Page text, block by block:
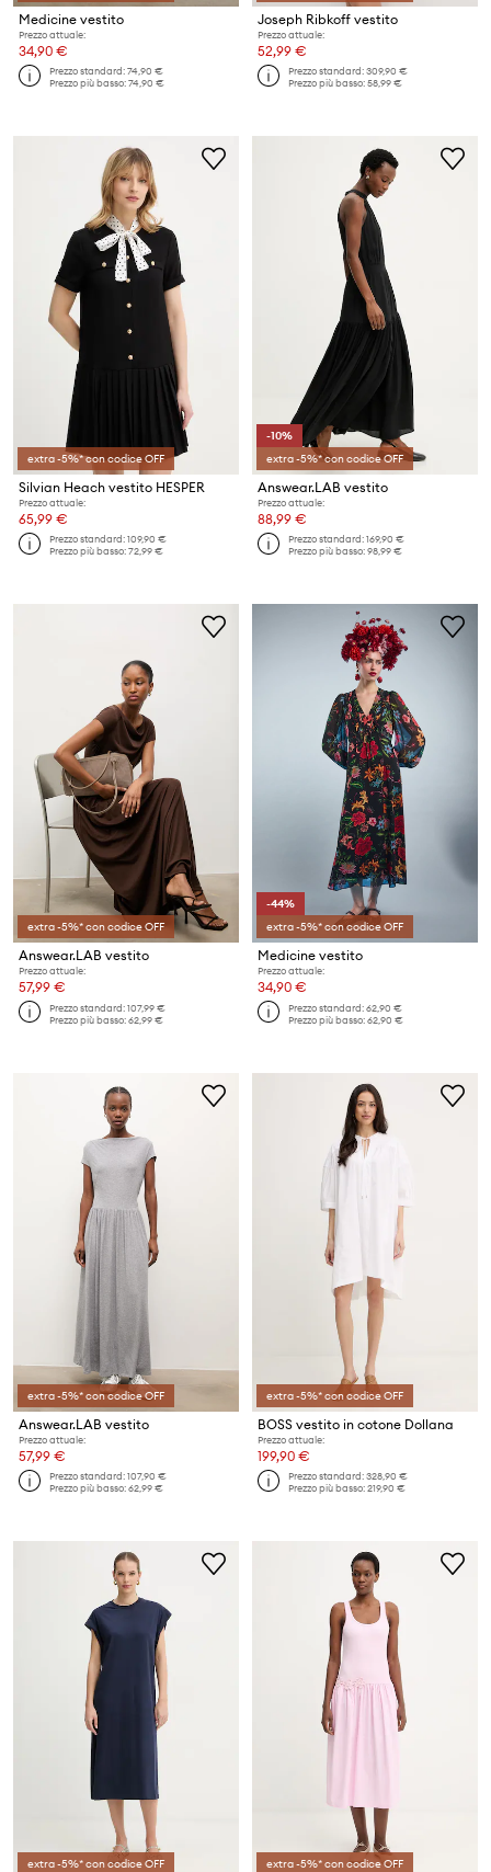
Medicine vestito
Prezzo attuale:
34,90 €
Prezzo standard:74,90 €
Prezzo più basso:74,90 €
Joseph Ribkoff vestito
Prezzo attuale:
52,99 €
Prezzo standard:309,90 €
Prezzo più basso:58,99 €
extra -5%* con codice OFF
Silvian Heach vestito HESPER
Prezzo attuale:
65,99 €
Prezzo standard:109,90 €
Prezzo più basso:72,99 €
-10%
extra -5%* con codice OFF
Answear.LAB vestito
Prezzo attuale:
88,99 €
Prezzo standard:169,90 €
Prezzo più basso:98,99 €
extra -5%* con codice OFF
Answear.LAB vestito
Prezzo attuale:
57,99 €
Prezzo standard:107,99 €
Prezzo più basso:62,99 €
-44%
extra -5%* con codice OFF
Medicine vestito
Prezzo attuale:
34,90 €
Prezzo standard:62,90 €
Prezzo più basso:62,90 €
extra -5%* con codice OFF
Answear.LAB vestito
Prezzo attuale:
57,99 €
Prezzo standard:107,90 €
Prezzo più basso:62,99 €
extra -5%* con codice OFF
BOSS vestito in cotone Dollana
Prezzo attuale:
199,90 €
Prezzo standard:328,90 €
Prezzo più basso:219,90 €
extra -5%* con codice OFF extra -5%* con codice OFF